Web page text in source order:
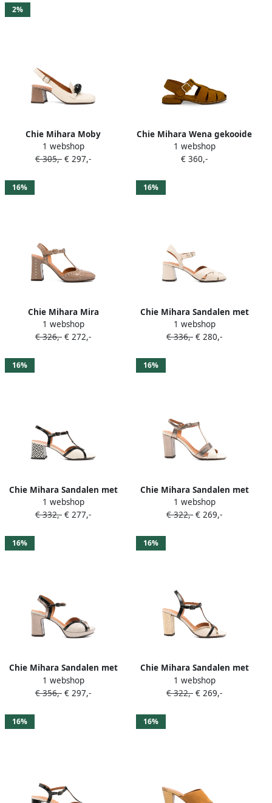
2%
Chie Mihara Moby
slingback pumps verfraaid
met kralen Beige
1 webshop
€ 305,- € 297,-
Chie Mihara Wena gekooide
sandalen Beige
1 webshop
€ 360,-
16%
Chie Mihara Mira
geperforeerde pumps met
T-band Beige
1 webshop
€ 326,- € 272,-
16%
Chie Mihara Sandalen met
geweven bandje Beige
1 webshop
€ 336,- € 280,-
16%
Chie Mihara Sandalen met
T-bandje en patroon Beige
1 webshop
€ 332,- € 277,-
16%
Chie Mihara Sandalen met
T-bandje Beige
1 webshop
€ 322,- € 269,-
16%
Chie Mihara Sandalen met
plateauzool en bandjes
Beige
1 webshop
€ 356,- € 297,-
16%
Chie Mihara Sandalen met
T-bandje en gesp Beige
1 webshop
€ 322,- € 269,-
16% 16%